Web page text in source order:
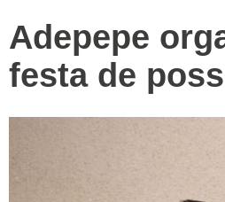
Adepepe
festa de